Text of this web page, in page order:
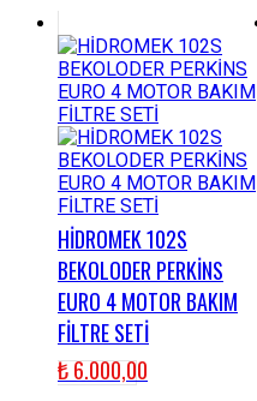
HİDROMEK 102S
BEKOLODER PERKİNS
EURO 4 MOTOR BAKIM
FİLTRE SETİ
₺6.000,00